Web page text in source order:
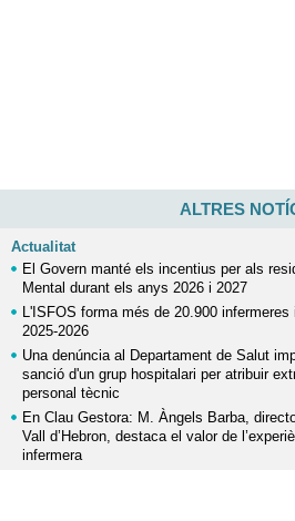
ALTRES
Actualitat
El Govern manté els incentius per als
Mental durant els anys 2026 i 2027
L'ISFOS forma més de 20.900
2025-2026
Una denúncia al Departament de Salut
sanció d'un grup hospitalari per atribuir
personal tècnic
En Clau Gestora: M. Àngels Barba,
Vall d’Hebron, destaca el valor de
infermera